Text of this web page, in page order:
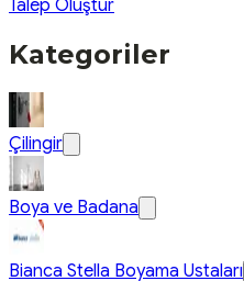
Talep Oluştur
Kategoriler
Çilingir
Boya ve Badana
Bianca Stella Boyama Ustaları